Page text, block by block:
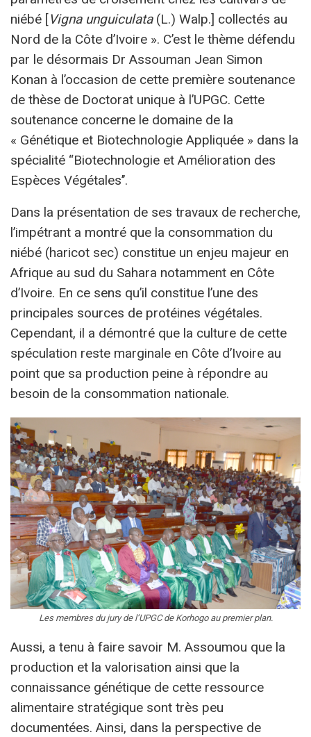
niébé [Vigna unguiculata (L.) Walp.] collectés au
Nord de la Côte d’Ivoire ». C’est le thème défendu
par le désormais Dr Assouman Jean Simon
Konan à l’occasion de cette première soutenance
de thèse de Doctorat unique à l’UPGC. Cette
soutenance concerne le domaine de la
« Génétique et Biotechnologie Appliquée » dans la
spécialité ‘‘Biotechnologie et Amélioration des
Espèces Végétales’’.
Dans la présentation de ses travaux de recherche,
l’impétrant a montré que la consommation du
niébé (haricot sec) constitue un enjeu majeur en
Afrique au sud du Sahara notamment en Côte
d’Ivoire. En ce sens qu’il constitue l’une des
principales sources de protéines végétales.
Cependant, il a démontré que la culture de cette
spéculation reste marginale en Côte d’Ivoire au
point que sa production peine à répondre au
besoin de la consommation nationale.
Les membres du jury de l’UPGC de Korhogo au premier plan.
Aussi, a tenu à faire savoir M. Assoumou que la
production et la valorisation ainsi que la
connaissance génétique de cette ressource
alimentaire stratégique sont très peu
documentées. Ainsi, dans la perspective de